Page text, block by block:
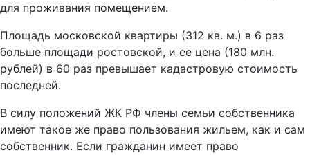
для проживания помещением.
Площадь московской квартиры (312 кв. м.) в 6 раз
больше площади ростовской, и ее цена (180 млн.
рублей) в 60 раз превышает кадастровую стоимость
последней.
В силу положений ЖК РФ члены семьи собственника
имеют такое же право пользования жильем, как и сам
собственник. Если гражданин имеет право